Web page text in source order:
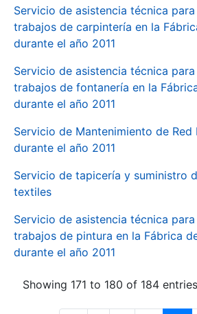
Servicio de asistencia técnica
trabajos de carpintería en la
durante el año 2011
Servicio de asistencia técnica
trabajos de fontanería en la
durante el año 2011
Servicio de Mantenimiento de Red
durante el año 2011
Servicio de tapicería y suministro
textiles
Servicio de asistencia técnica
trabajos de pintura en la Fábrica
durante el año 2011
Showing 171 to 180 of 184